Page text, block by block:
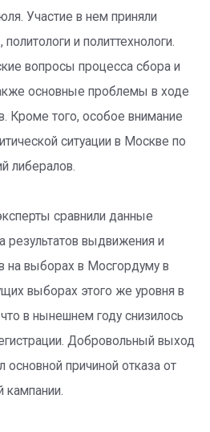
Участие в нем приняли
и политтехнологи.
вопросы процесса сбора и
основные проблемы в ходе
Кроме того, особое внимание
ситуации в Москве по
либералов.
сравнили данные
результатов выдвижения и
на выборах в Мосгордуму в
выборах этого же уровня в
в нынешнем году снизилось
Добровольный выход
основной причиной отказа от
кампании.